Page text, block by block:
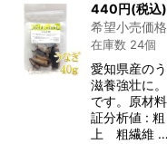
440円(税込)
希望小売価格
在庫数 24個
愛知県産の
滋養強壮に
です。原材
証分析値 :
上 粗繊維 …